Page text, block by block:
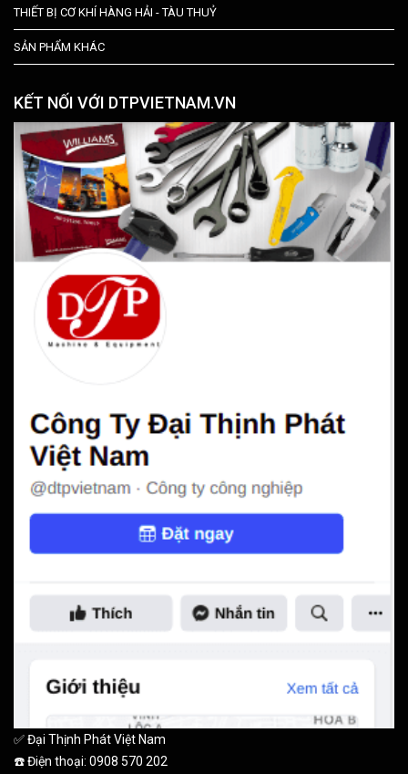
THIẾT BỊ CƠ KHÍ HÀNG HẢI - TÀU THUỶ
SẢN PHẨM KHÁC
KẾT NỐI VỚI DTPVIETNAM.VN
✅ Đại Thịnh Phát Việt Nam
☎️ Điện thoại: 0908 570 202